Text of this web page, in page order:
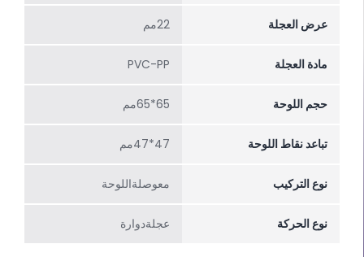
عرض العجلة 22مم
مادة العجلة PVC-PP
حجم اللوحة 65*65مم
تباعد نقاط اللوحة 47*47مم
نوع التركيب معوصلةاللوحة
نوع الحركة عجلةدوارة